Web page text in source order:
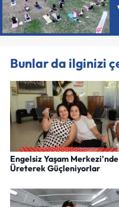
Bunlar da ilginizi
Engelsiz Yaşam Merkezi'nde
Üreterek Güçleniyorlar